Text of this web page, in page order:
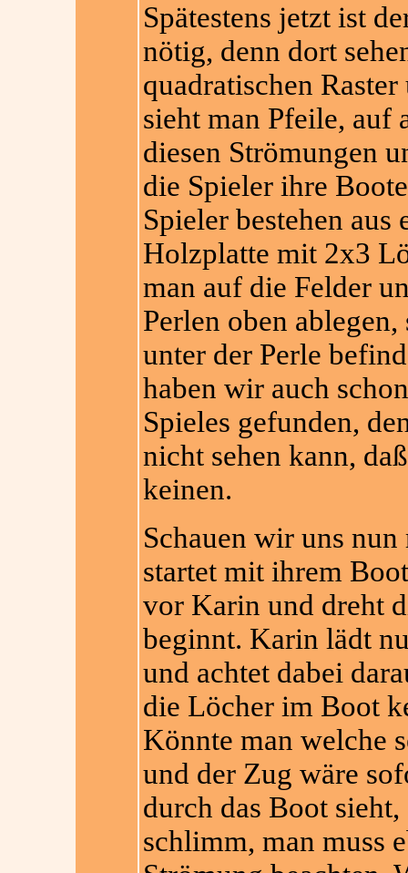
Spätestens jetzt ist
nötig, denn dort
quadratischen
sieht man Pfeile, auf
diesen Strömungen
die Spieler ihre
Spieler bestehen
Holzplatte mit 2x3
man auf die Felder
Perlen oben
unter der Perle
haben wir auch
Spieles gefunden,
nicht sehen kann,
keinen.
Schauen wir uns
startet mit ihrem
vor Karin und dreht
beginnt. Karin lädt
und achtet dabei
die Löcher im Boot
Könnte man welche
und der Zug wäre
durch das Boot
schlimm, man muss